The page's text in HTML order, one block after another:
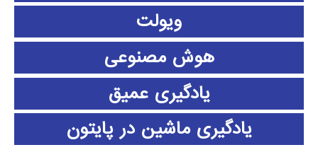
ویولت
هوش مصنوعی
یادگیری عمیق
یادگیری ماشین در پایتون